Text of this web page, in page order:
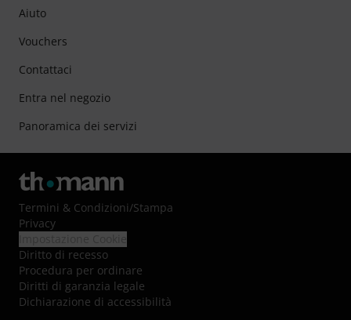
Aiuto
Vouchers
Contattaci
Entra nel negozio
Panoramica dei servizi
Termini & Condizioni/Stampa
Privacy
Diritto di recesso
Procedura per ordinare
Diritti di garanzia legale
Dichiarazione di accessibilità